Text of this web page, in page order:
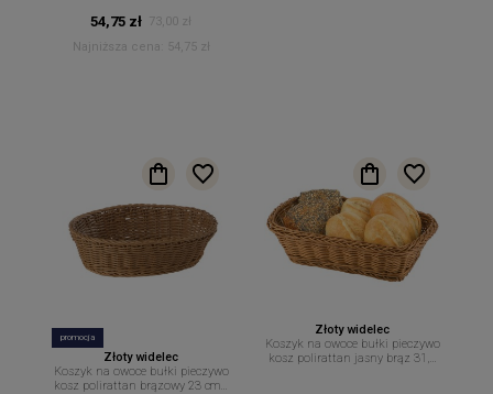
54,75 zł
73,00 zł
Najniższa cena:
54,75 zł
promocja
Złoty widelec
Koszyk na owoce bułki pieczywo
kosz polirattan brązowy 23 cm x
Złoty widelec
Koszyk na owoce bułki pieczywo
kosz polirattan jasny brąz 31,5